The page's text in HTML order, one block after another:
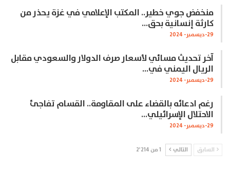
منخفض جوي خطير.. المكتب الإعلامي في غزة يحذر من
كارثة إنسانية بحق…
29-ديسمبر- 2024
آخر تحديث مسائي لأسعار صرف الدولار والسعودي مقابل
الريال اليمني في…
29-ديسمبر- 2024
رغم ادعائه بالقضاء على المقاومة.. القسام تفاجئ
الاحتلال الإسرائيلي…
29-ديسمبر- 2024
السابق التالي 1 من 2٬214